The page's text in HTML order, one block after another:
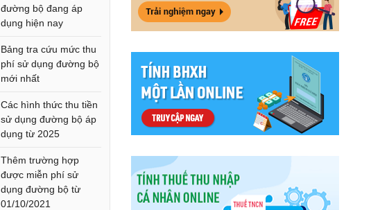
đường bộ đang áp
dụng hiện nay
Bảng tra cứu mức thu
phí sử dụng đường bộ
mới nhất
Các hình thức thu tiền
sử dụng đường bộ áp
dụng từ 2025
Thêm trường hợp
được miễn phí sử
dụng đường bộ từ
01/10/2021